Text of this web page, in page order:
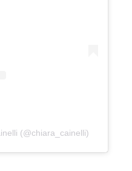
(@chiara_cainelli)